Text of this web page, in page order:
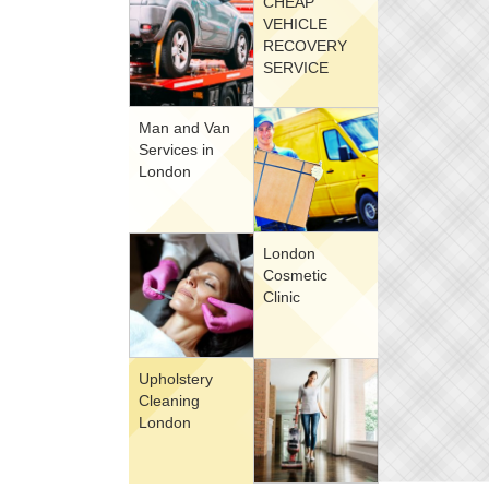
VEHICLE
RECOVERY
SERVICE
Man and Van
Services in
London
London
Cosmetic
Clinic
Upholstery
Cleaning
London